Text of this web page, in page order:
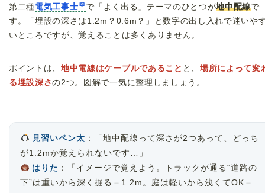
第二種電気工事士 で「よく出る」テーマのひとつが地中配線で
す。「埋設の深さは1.2m？0.6m？」と数字の出し入れで迷いや
いところですが、覚えることは多くありません。
ポイントは、地中電線はケーブルであること と、 場所によって変
る埋設深さの2つ。図解で一気に整理しましょう。
見習いペン太 ：「地中配線って深さが2つあって、どっち
が1.2mか覚えられないです…」
はりた ：「イメージで覚えよう。トラックが通る“道路の
下”は重いから深く掘る＝1.2m。庭は軽いから浅くてOK＝